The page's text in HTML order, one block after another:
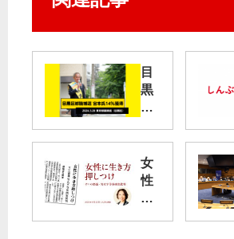
目
黒
区
議
補
選
女
性
に